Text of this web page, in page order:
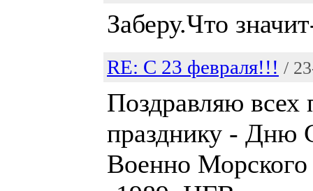
Заберу.Что
RE: С 23 февраля!!! /
Поздравляю всех
празднику - Дню
Военно